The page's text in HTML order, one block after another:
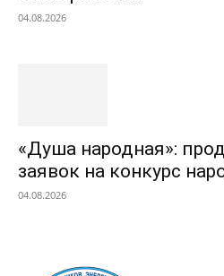
04.08.2026
«Душа народная»:
заявок на конкурс
04.08.2026